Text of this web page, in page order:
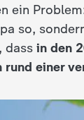
ein
so,
dass in den
einer